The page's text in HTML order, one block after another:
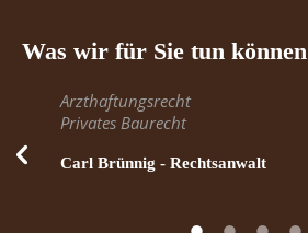
Was wir für Sie tun können
Arzthaftungsrecht
Privates Baurecht
Carl Brünnig - Rechtsanwalt